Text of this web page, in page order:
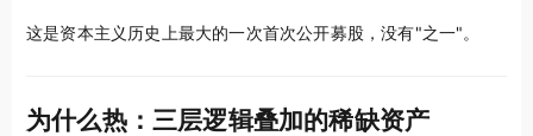
这是资本主义历史上最大的一次首次公开募股，没有"之一"。
为什么热：三层逻辑叠加的稀缺资产